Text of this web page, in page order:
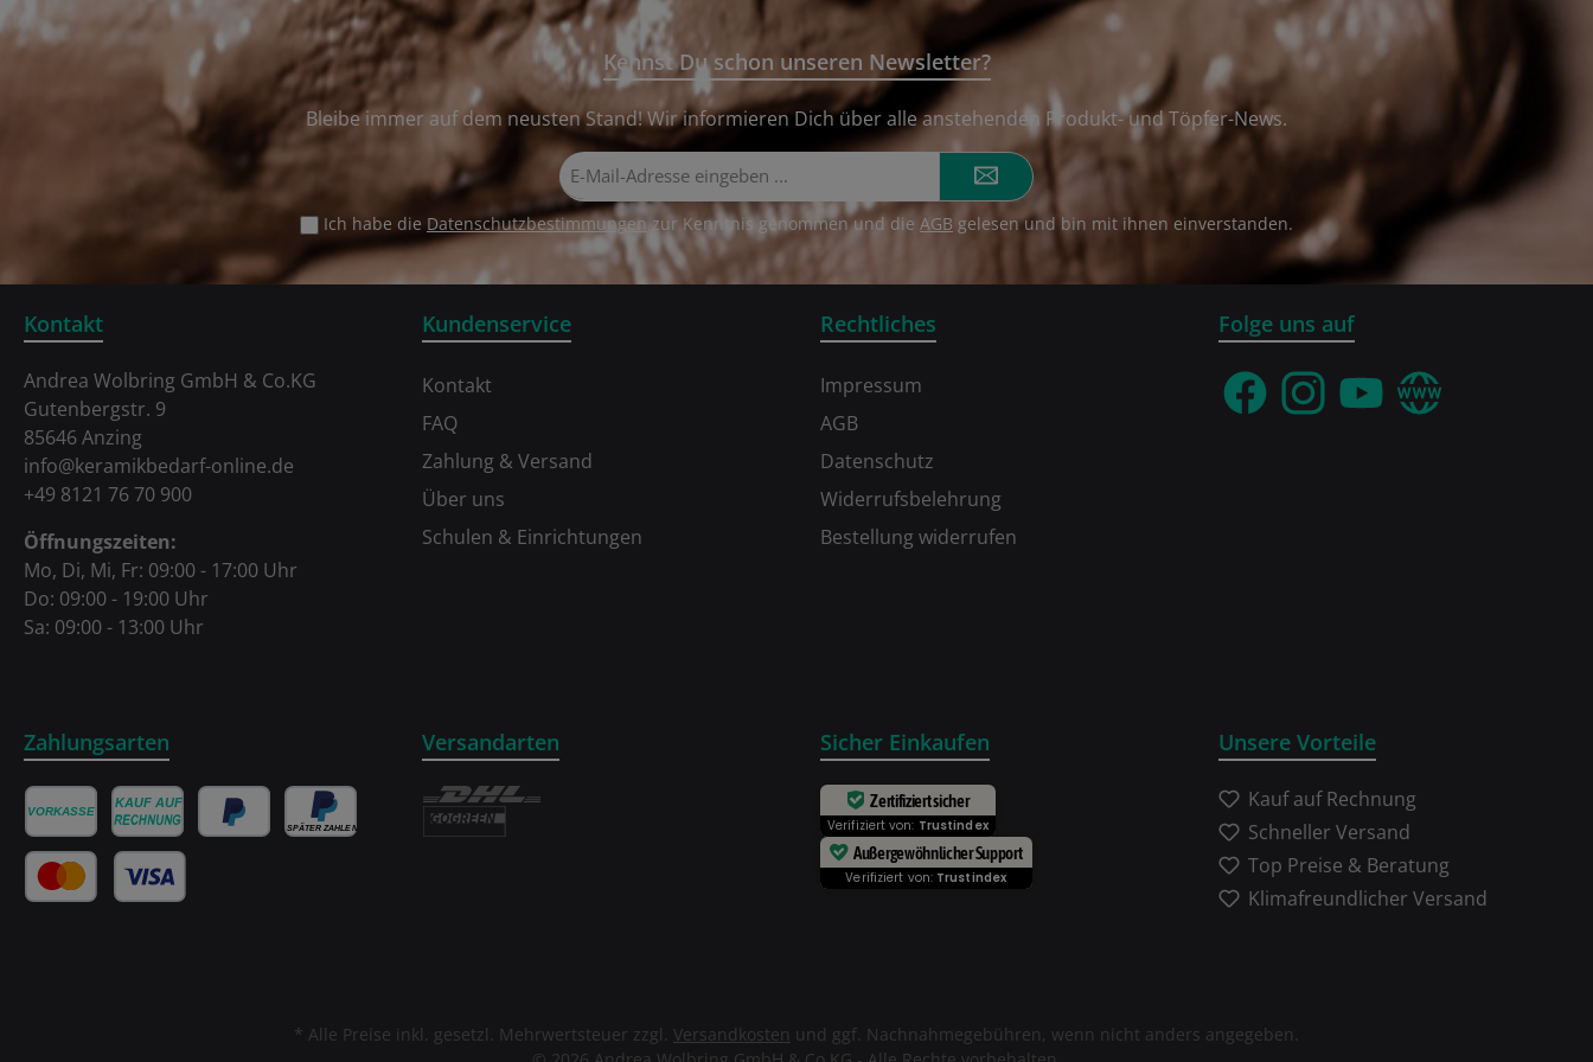
Kennst Du schon unseren Newsletter?
Bleibe immer auf dem neusten Stand! Wir informieren Dich über alle anstehenden Produkt- und Töpfer-News.
Mail-
Adresse*
Ich habe die Datenschutzbestimmungenzur Kenntnis genommen und die AGB gelesen und bin mit ihnen einverstanden.
Kundenservice
Kontakt
FAQ
Zahlung & Versand
Über uns
Schulen & Einrichtungen
Rechtliches
Impressum
AGB
Datenschutz
Widerrufsbelehrung
Bestellung widerrufen
Kontakt
Andrea Wolbring GmbH & Co.KG
Gutenbergstr. 9
85646 Anzing
info@keramikbedarf-online.de
+49 8121 76 70 900
Öffnungszeiten:
Mo, Di, Mi, Fr: 09:00 - 17:00 Uhr
Do: 09:00 - 19:00 Uhr
Sa: 09:00 - 13:00 Uhr
Zahlungsarten Versandarten Sicher Einkaufen
Zertifiziert sicher
Verifiziert von: Trustindex
Außergewöhnlicher Support
Verifiziert von: Trustindex
Folge uns auf
FacebookInstagramYouTubeWebseite
Unsere Vorteile
Kauf auf Rechnung
Schneller Versand
Top Preise & Beratung
Klimafreundlicher Versand
* Alle Preise inkl. gesetzl. Mehrwertsteuer zzgl. Versandkosten und ggf. Nachnahmegebühren, wenn nicht anders angegeben.